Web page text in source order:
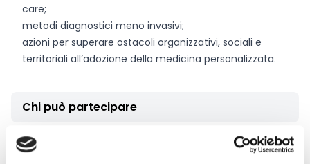
care;
metodi diagnostici meno invasivi;
azioni per superare ostacoli organizzativi, sociali e
territoriali all’adozione della medicina personalizzata.
Chi può partecipare
Possono partecipare esclusivamente i soggetti
proponenti con sede operativa e/o legale in Emilia-